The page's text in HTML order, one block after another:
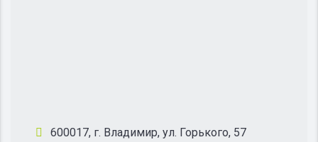
600017, г. Владимир, ул. Горького, 57